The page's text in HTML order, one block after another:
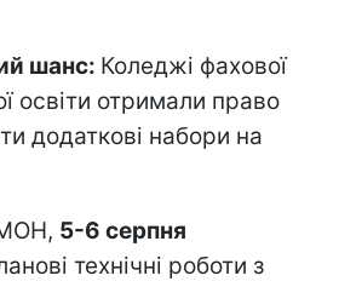
шанс: Коледжі фахової
освіти отримали право
додаткові набори на
5-6 серпня
технічні роботи з